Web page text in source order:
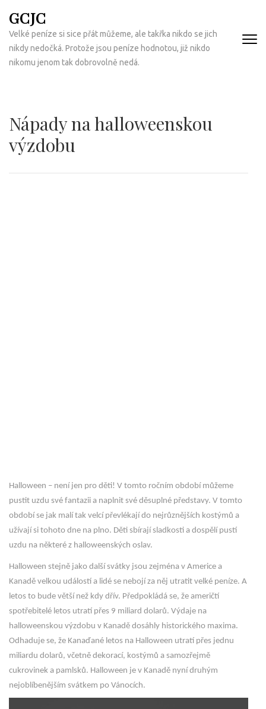
na
obsah
(Enter)
GCJC
Velké peníze si sice přát můžeme, ale takřka nikdo se jich
nikdy nedočká. Protože jsou peníze hodnotou, již nikdo
nikomu jenom tak dobrovolně nedá.
Nápady na halloweenskou
výzdobu
Halloween – není jen pro děti! V tomto ročním období můžeme
pustit uzdu své fantazii a naplnit své děsuplné představy. V tomto
období se jak malí tak velcí převlékají do nejrůznějších kostýmů a
užívají si tohoto dne na plno. Děti sbírají sladkosti a dospělí pustí
uzdu na některé z halloweenských oslav.
Halloween stejně jako další svátky jsou zejména v Americe a
Kanadě velkou událostí a lidé se nebojí za něj utratit velké peníze. A
letos to bude větší než kdy dřív. Předpokládá se, že američtí
spotřebitelé letos utratí přes 9 miliard dolarů. Výdaje na
halloweenskou výzdobu v Kanadě dosáhly historického maxima.
Odhaduje se, že Kanaďané letos na Halloween utratí přes jednu
miliardu dolarů, včetně dekorací, kostýmů a samozřejmě
cukrovinek a pamlsků. Halloween je v Kanadě nyní druhým
nejoblíbenějším svátkem po Vánocích.